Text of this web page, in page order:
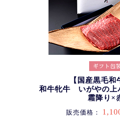
【国産黒毛和
和牛牝牛 いがやの上
霜降り×
販売価格：